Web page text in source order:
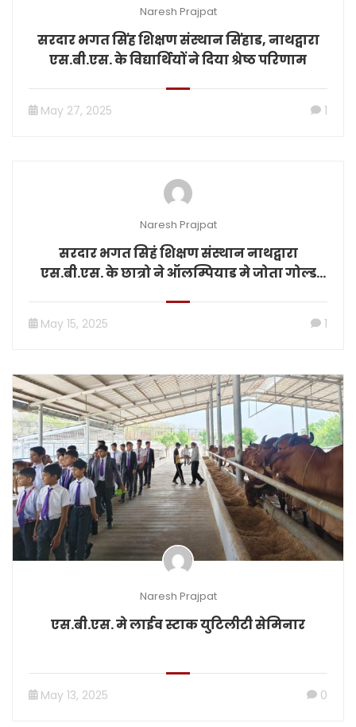
Naresh Prajpat
सरदार भगत सिंह शिक्षण संस्थान सिंहाड, नाथद्वारा
एस.बी.एस. के विद्यार्थियों ने दिया श्रेष्ठ परिणाम
May 27, 2025 1
Naresh Prajpat
सरदार भगत सिहं शिक्षण संस्थान नाथद्वारा
एस.बी.एस. के छात्रो ने ऑलम्पियाड मे जोता गोल्ड
May 15, 2025 1
Naresh Prajpat
एस.बी.एस. मे लाईव स्टाक युटिलीटी सेमिनार
May 13, 2025 0